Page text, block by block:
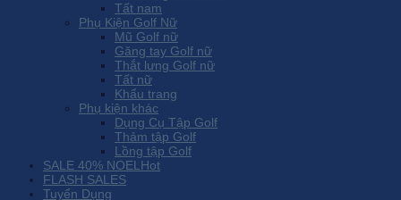
Tất nam
Phụ Kiện Golf Nữ
Mũ Golf nữ
Găng tay Golf nữ
Thắt lưng Golf nữ
Tất nữ
Khẩu trang
Phụ kiện khác
Dụng Cụ Tập Golf
Thảm tập Golf
Lồng tập Golf
SALE 40% NOEL
FLASH SALES
Tuyển Dụng